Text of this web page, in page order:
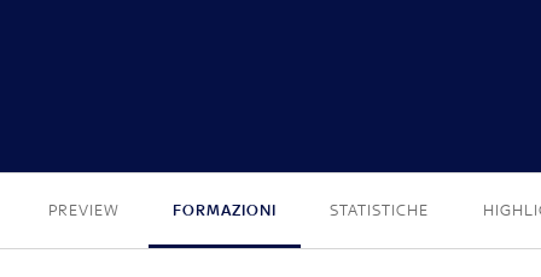
PREVIEW FORMAZIONI STATISTICHE